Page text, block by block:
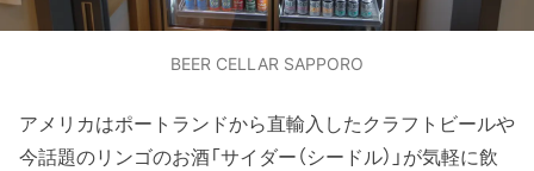
BEER CELLAR SAPPORO
アメリカはポートランドから直輸入したクラフトビールや
今話題のリンゴのお酒「サイダー（シードル）」が気軽に飲